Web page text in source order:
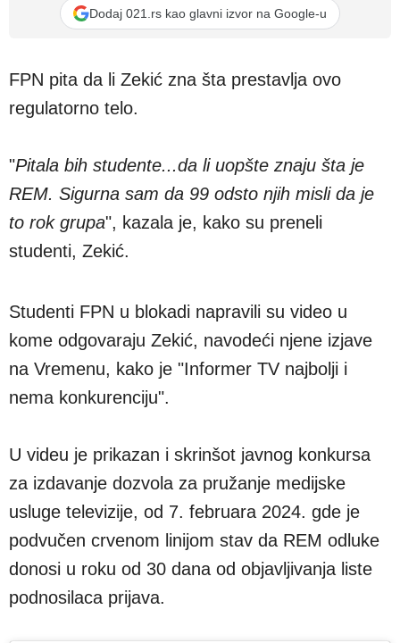
Dodaj 021.rs kao glavni izvor na Google-u
FPN pita da li Zekić zna šta prestavlja ovo
regulatorno telo.
"Pitala bih studente...da li uopšte znaju šta je
REM. Sigurna sam da 99 odsto njih misli da je
to rok grupa", kazala je, kako su preneli
studenti, Zekić.
Studenti FPN u blokadi napravili su video u
kome odgovaraju Zekić, navodeći njene izjave
na Vremenu, kako je "Informer TV najbolji i
nema konkurenciju".
U videu je prikazan i skrinšot javnog konkursa
za izdavanje dozvola za pružanje medijske
usluge televizije, od 7. februara 2024. gde je
podvučen crvenom linijom stav da REM odluke
donosi u roku od 30 dana od objavljivanja liste
podnosilaca prijava.